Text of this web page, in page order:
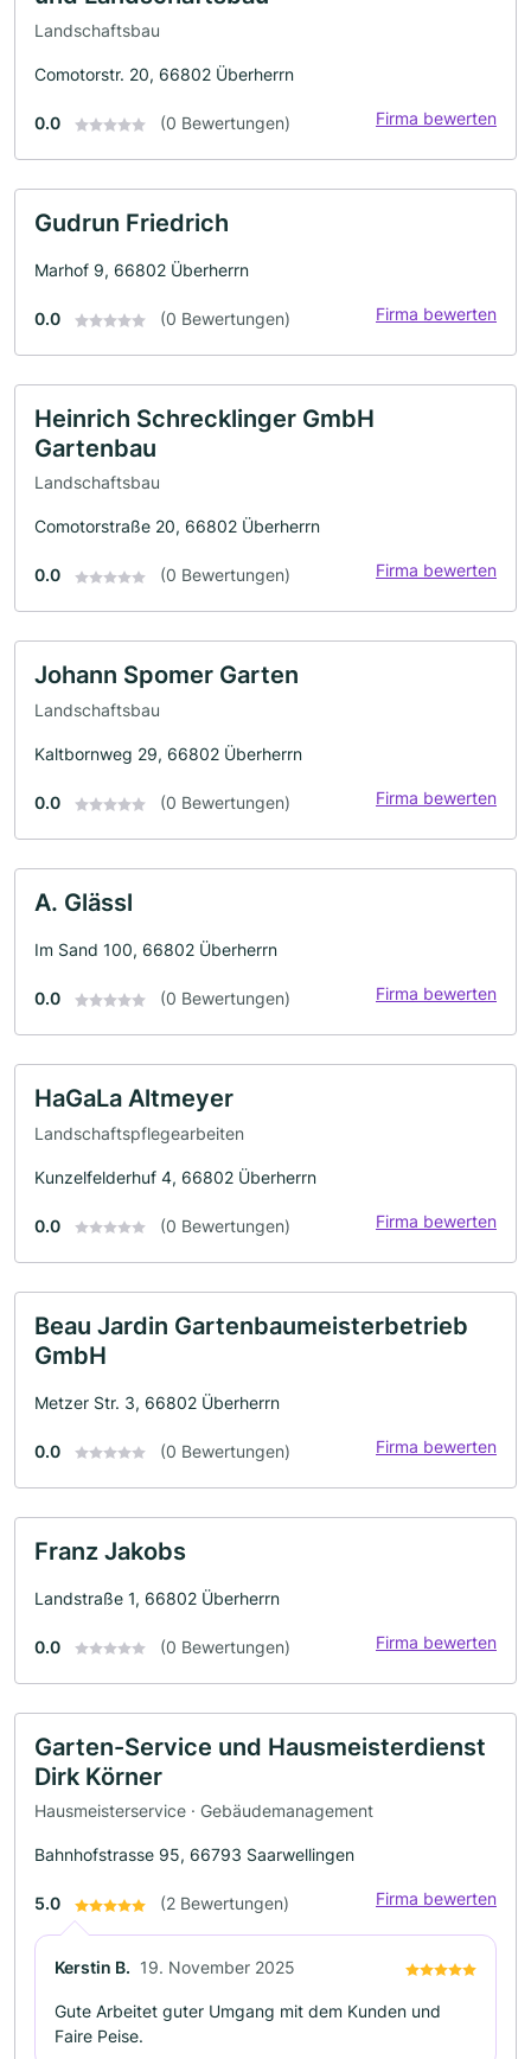
Landschaftsbau
Comotorstr. 20, 66802 Überherrn
0.0 (0 Bewertungen) Firma bewerten
Gudrun Friedrich
Marhof 9, 66802 Überherrn
0.0 (0 Bewertungen) Firma bewerten
Heinrich Schrecklinger GmbH
Gartenbau
Landschaftsbau
Comotorstraße 20, 66802 Überherrn
0.0 (0 Bewertungen) Firma bewerten
Johann Spomer Garten
Landschaftsbau
Kaltbornweg 29, 66802 Überherrn
0.0 (0 Bewertungen) Firma bewerten
A. Glässl
Im Sand 100, 66802 Überherrn
0.0 (0 Bewertungen) Firma bewerten
HaGaLa Altmeyer
Landschaftspflegearbeiten
Kunzelfelderhuf 4, 66802 Überherrn
0.0 (0 Bewertungen) Firma bewerten
Beau Jardin Gartenbaumeisterbetrieb
GmbH
Metzer Str. 3, 66802 Überherrn
0.0 (0 Bewertungen) Firma bewerten
Franz Jakobs
Landstraße 1, 66802 Überherrn
0.0 (0 Bewertungen) Firma bewerten
Garten-Service und Hausmeisterdienst
Dirk Körner
Hausmeisterservice · Gebäudemanagement
Bahnhofstrasse 95, 66793 Saarwellingen
5.0 (2 Bewertungen) Firma bewerten
Kerstin B. 19. November 2025
Gute Arbeitet guter Umgang mit dem Kunden und
Faire Peise.